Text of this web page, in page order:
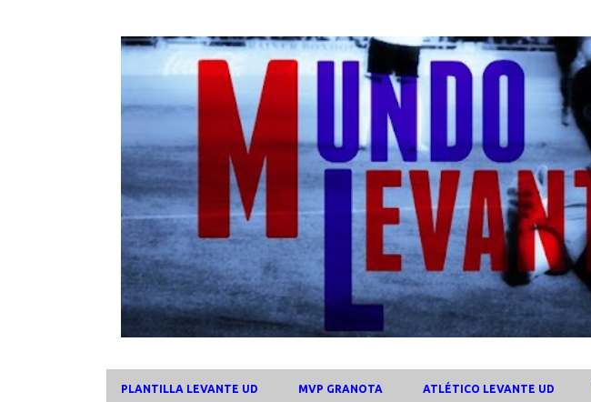
PLANTILLA LEVANTE UD MVP GRANOTA ATLÉTICO LEVANTE UD